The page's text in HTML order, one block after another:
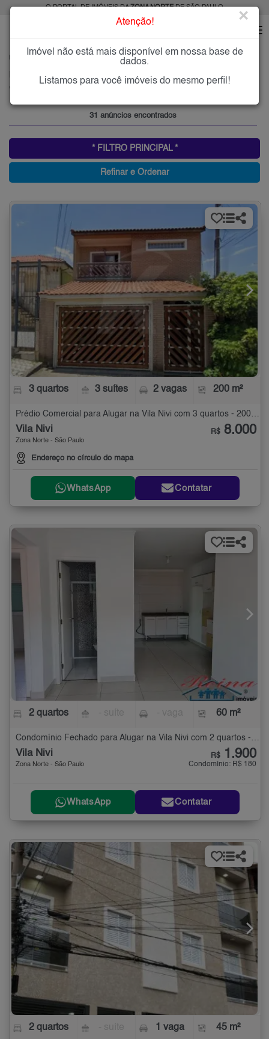
O PORTAL DE IMÓVEIS DAZONA NORTEDE SÃO PAULO
VILA NIVI
Imóveis para Alugar na Vila Nivi, Zona Norte de São Paulo, SP
Vila Nivi, Zona Norte
31 anúncios encontrados
* FILTRO PRINCIPAL *
Refinar e Ordenar
3 quartos 3 suítes 2 vagas 200 m²
Prédio Comercial para Alugar na Vila Nivi com 3 quartos - 200 m²
Vila Nivi
Zona Norte - São Paulo
Endereço no círculo do mapa
R$ 8.000
WhatsApp Contatar
2 quartos 60 m²
Condomínio Fechado para Alugar na Vila Nivi com 2 quartos - 60 m²
Vila Nivi
Zona Norte - São Paulo
R$ 1.900
Condomínio: R$ 180
WhatsApp Contatar
2 quartos 1 vaga 45 m²
Atenção! ×
Imóvel não está mais disponível em nossa base de
dados.
Listamos para você imóveis do mesmo perfil!